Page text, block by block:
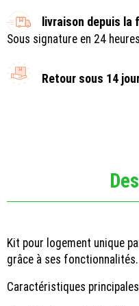
livraison depuis la
Sous signature en 24
Retour sous 14
Kit pour logement unique
grâce à ses fonctionnalités.
Caractéristiques